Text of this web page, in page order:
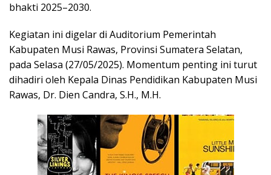
bhakti 2025–2030.
Kegiatan ini digelar di Auditorium Pemerintah
Kabupaten Musi Rawas, Provinsi Sumatera Selatan,
pada Selasa (27/05/2025). Momentum penting ini turut
dihadiri oleh Kepala Dinas Pendidikan Kabupaten Musi
Rawas, Dr. Dien Candra, S.H., M.H.